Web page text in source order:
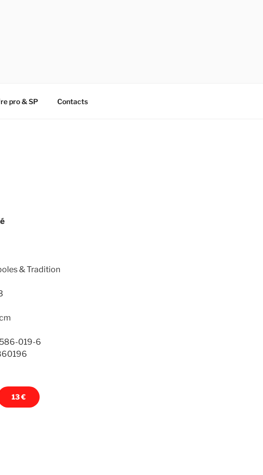
pro & SP Contacts
& Tradition
019-6
13 €